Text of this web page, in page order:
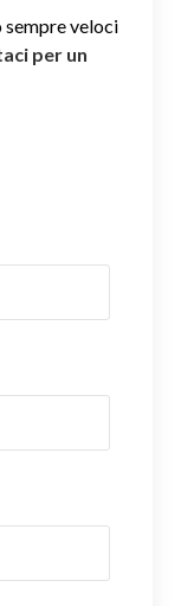
sempre veloci
per un